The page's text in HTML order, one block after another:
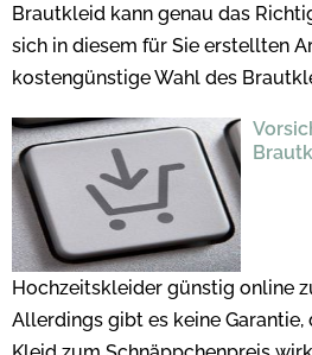
Brautkleid kann genau das
sich in diesem für Sie erstellten
kostengünstige Wahl des
Hochzeitskleider günstig online
Allerdings gibt es keine Garantie,